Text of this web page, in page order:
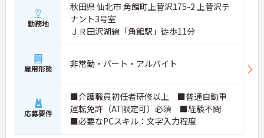
勤務地
秋田県 仙北市 角館町上菅沢175-2 上菅沢テ
ナント3号室
ＪＲ田沢湖線「角館駅」徒歩11分
雇用形態 非常勤・パート・アルバイト
応募要件
■介護職員初任者研修以上 ■普通自動車
運転免許（AT限定可）必須 ■経験不問
■必要なPCスキル：文字入力程度